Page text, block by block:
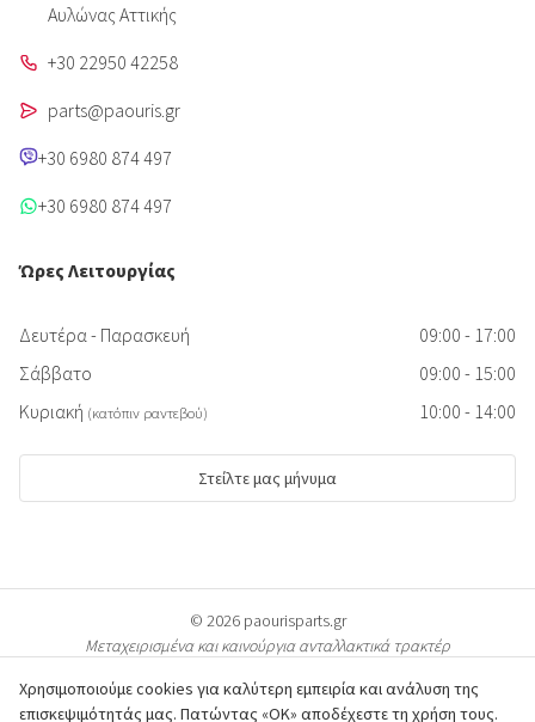
Aυλώνας Αττικής
+30 22950 42258
parts@paouris.gr
+30 6980 874 497
+30 6980 874 497
Ώρες Λειτουργίας
Δευτέρα - Παρασκευή
09:00 - 17:00
Σάββατο
09:00 - 15:00
Κυριακή (κατόπιν ραντεβού) 10:00 - 14:00
Στείλτε μας μήνυμα
© 2026 paourisparts.gr
Μεταχειρισμένα και καινούργια ανταλλακτικά τρακτέρ
Χρησιμοποιούμε cookies για καλύτερη εμπειρία και ανάλυση της
επισκεψιμότητάς μας. Πατώντας «ΟΚ» αποδέχεστε τη χρήση τους.